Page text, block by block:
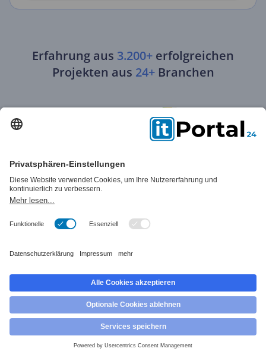
Erfahrung aus 3.200+ erfolgreichen
Projekten aus 24+Branchen
Das könnte Sie auch
interessieren: